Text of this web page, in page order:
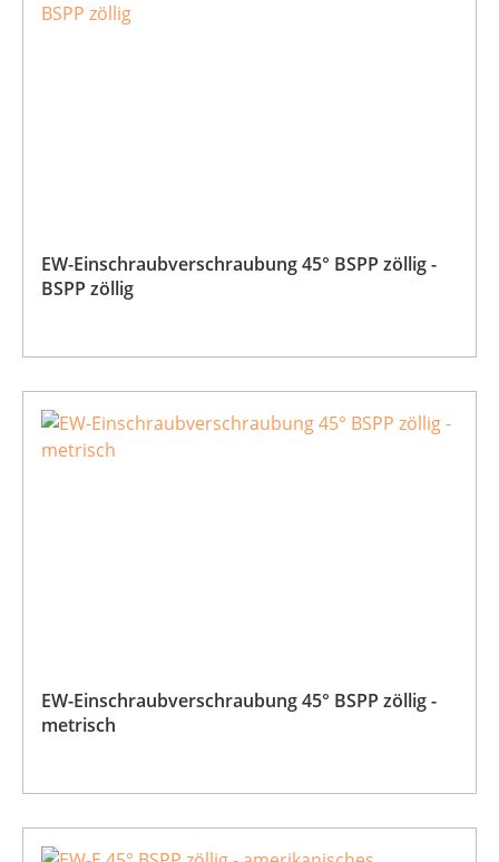
EW-Einschraubverschraubung 45° BSPP zöllig -
BSPP zöllig
EW-Einschraubverschraubung 45° BSPP zöllig -
metrisch